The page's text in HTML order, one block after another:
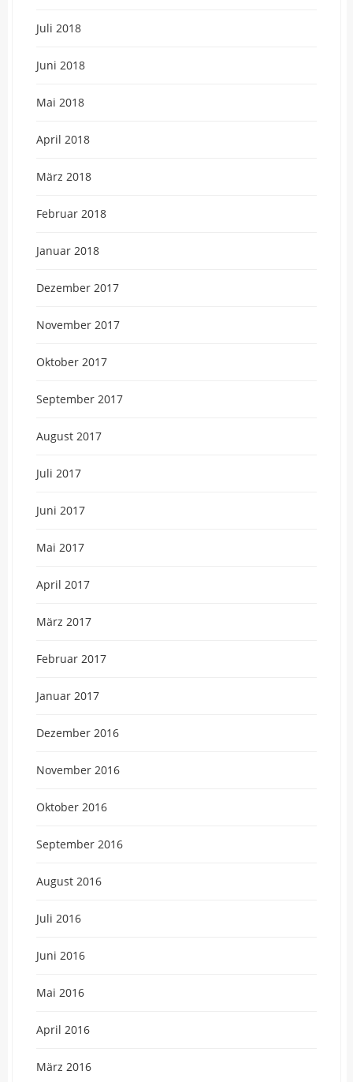
Juli 2018
Juni 2018
Mai 2018
April 2018
März 2018
Februar 2018
Januar 2018
Dezember 2017
November 2017
Oktober 2017
September 2017
August 2017
Juli 2017
Juni 2017
Mai 2017
April 2017
März 2017
Februar 2017
Januar 2017
Dezember 2016
November 2016
Oktober 2016
September 2016
August 2016
Juli 2016
Juni 2016
Mai 2016
April 2016
März 2016